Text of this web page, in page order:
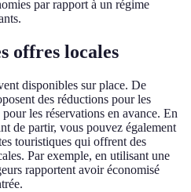
par rapport à un régime
offres locales
disponibles sur place. De
des réductions pour les
les réservations en avance. En
de partir, vous pouvez également
touristiques qui offrent des
Par exemple, en utilisant une
rapportent avoir économisé